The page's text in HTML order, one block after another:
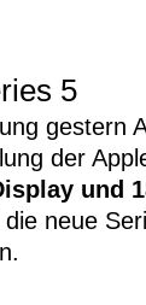
5
gestern
der
und
die neue